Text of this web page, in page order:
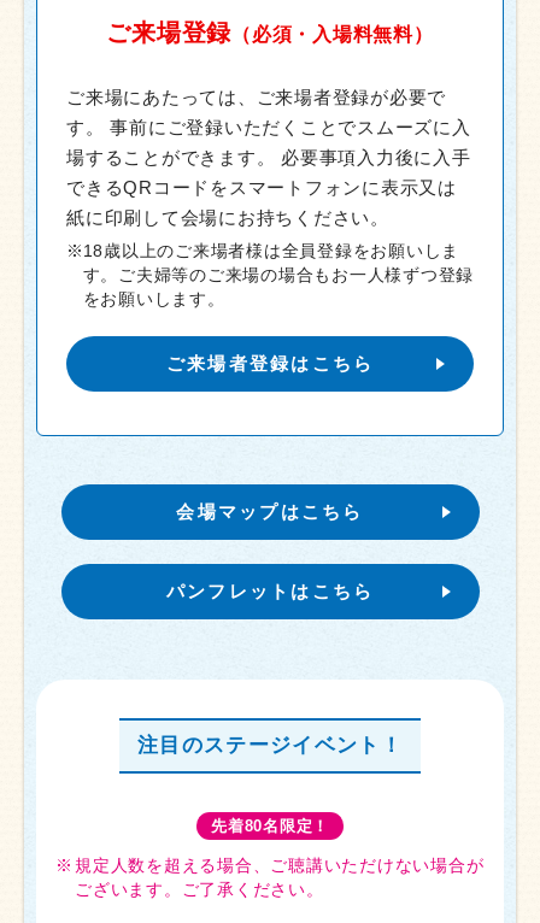
ご来場登録 （必須・入場料無料）
ご来場にあたっては、ご来場者登録が必要で
す。
事前にご登録いただくことでスムーズに入
場することができます。
必要事項入力後に入手
できるQRコードをスマートフォンに表示又は
紙に印刷して会場にお持ちください。
18歳以上のご来場者様は全員登録をお願いしま
す。ご夫婦等のご来場の場合もお一人様ずつ登録
をお願いします。
ご来場者登録はこちら
会場マップはこちら
パンフレットはこちら
注目のステージイベント！
先着80名限定！
規定人数を超える場合、ご聴講いただけない場合が
ございます。ご了承ください。